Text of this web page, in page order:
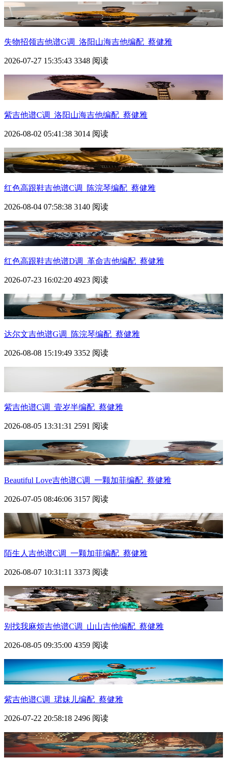
失物招领吉他谱G调_洛阳山海吉他编配_蔡健雅
2026-07-27 15:35:43 3348 阅读
紫吉他谱C调_洛阳山海吉他编配_蔡健雅
2026-08-02 05:41:38 3014 阅读
红色高跟鞋吉他谱C调_陈浣琴编配_蔡健雅
2026-08-04 07:58:38 3140 阅读
红色高跟鞋吉他谱D调_革命吉他编配_蔡健雅
2026-07-23 16:02:20 4923 阅读
达尔文吉他谱G调_陈浣琴编配_蔡健雅
2026-08-08 15:19:49 3352 阅读
紫吉他谱C调_壹岁半编配_蔡健雅
2026-08-05 13:31:31 2591 阅读
Beautiful Love吉他谱C调_一颗加菲编配_蔡健雅
2026-07-05 08:46:06 3157 阅读
陌生人吉他谱C调_一颗加菲编配_蔡健雅
2026-08-07 10:31:11 3373 阅读
别找我麻烦吉他谱C调_山山吉他编配_蔡健雅
2026-08-05 09:35:00 4359 阅读
紫吉他谱C调_珺妹儿编配_蔡健雅
2026-07-22 20:58:18 2496 阅读